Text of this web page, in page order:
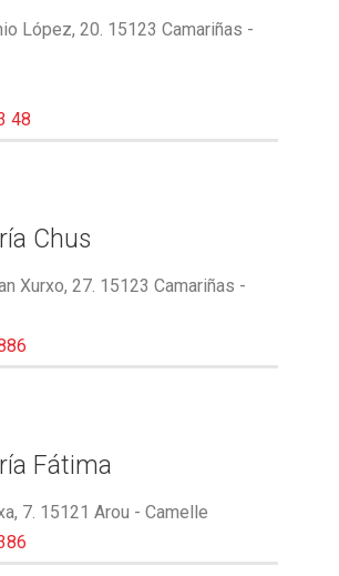
López, 20. 15123 Camariñas -
48
Chus
Xurxo, 27. 15123 Camariñas -
Fátima
7. 15121 Arou - Camelle